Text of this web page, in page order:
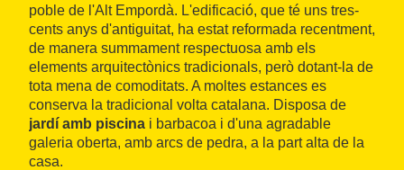
poble de l'Alt Empordà. L'edificació, que té uns tres-
cents anys d'antiguitat, ha estat reformada recentment,
de manera summament respectuosa amb els
elements arquitectònics tradicionals, però dotant-la de
tota mena de comoditats. A moltes estances es
conserva la tradicional volta catalana. Disposa de
jardí amb piscina i barbacoa i d'una agradable
galeria oberta, amb arcs de pedra, a la part alta de la
casa.